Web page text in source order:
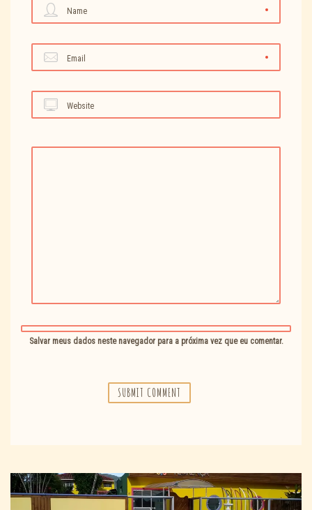
Name
Email
Website
Salvar meus dados neste navegador para a próxima vez que eu comentar.